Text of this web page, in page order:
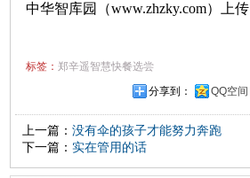
中华智库园（www.zhzky.com）上传
标签： 郑辛遥智慧快餐选尝
分享到：
QQ空间
上一篇： 没有伞的孩子才能努力奔跑
下一篇： 实在管用的话